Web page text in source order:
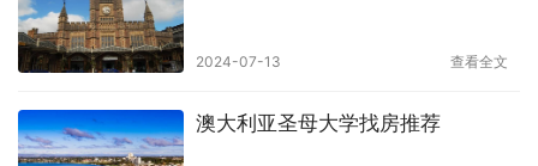
2024-07-13 查看全文
澳大利亚圣母大学找房推荐